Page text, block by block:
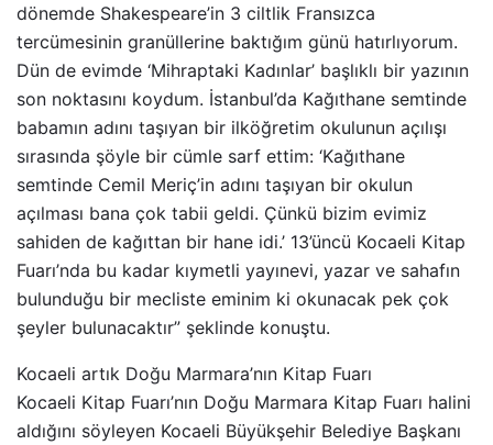
dönemde Shakespeare’in 3 ciltlik Fransızca
tercümesinin granüllerine baktığım günü hatırlıyorum.
Dün de evimde ‘Mihraptaki Kadınlar’ başlıklı bir yazının
son noktasını koydum. İstanbul’da Kağıthane semtinde
babamın adını taşıyan bir ilköğretim okulunun açılışı
sırasında şöyle bir cümle sarf ettim: ‘Kağıthane
semtinde Cemil Meriç’in adını taşıyan bir okulun
açılması bana çok tabii geldi. Çünkü bizim evimiz
sahiden de kağıttan bir hane idi.’ 13’üncü Kocaeli Kitap
Fuarı’nda bu kadar kıymetli yayınevi, yazar ve sahafın
bulunduğu bir mecliste eminim ki okunacak pek çok
şeyler bulunacaktır” şeklinde konuştu.
Kocaeli artık Doğu Marmara’nın Kitap Fuarı
Kocaeli Kitap Fuarı’nın Doğu Marmara Kitap Fuarı halini
aldığını söyleyen Kocaeli Büyükşehir Belediye Başkanı